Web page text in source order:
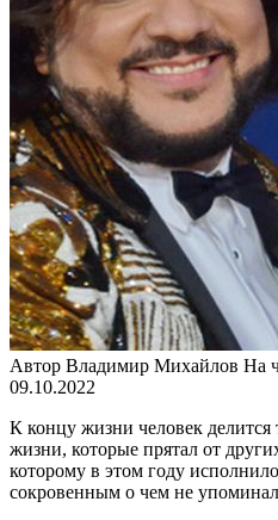
Автор Владимир Михайлов На
09.10.2022
К концу жизни человек
жизни, которые прятал от
которому в этом году
сокровенным о чем не